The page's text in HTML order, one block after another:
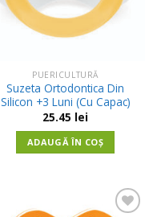
PUERICULTURĂ
Suzeta Ortodontica Din
Silicon +3 Luni (Cu Capac)
25.45 lei
ADAUGĂ ÎN COȘ